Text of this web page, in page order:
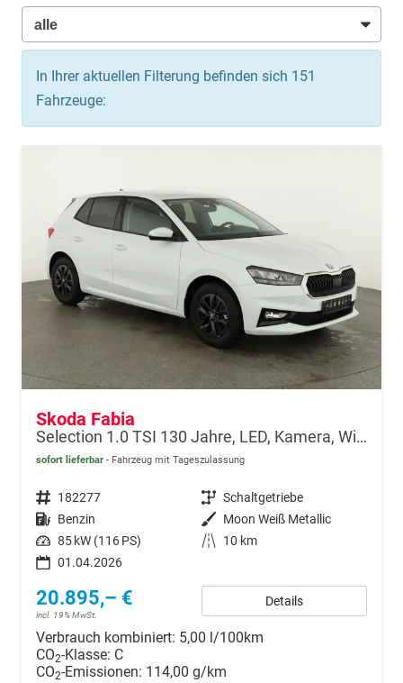
In Ihrer aktuellen Filterung befinden sich 151
Fahrzeuge:
Skoda Fabia
Selection 1.0 TSI 130 Jahre, LED, Kamera, Winter, Sunset, 15-Zoll
sofort lieferbar Fahrzeug mit Tageszulassung
Fahrzeugnr. 182277 Getriebe Schaltgetriebe
Kraftstoff Benzin Außenfarbe Moon Weiß Metallic
Leistung 85 kW (116 PS) Kilometerstand
10 km
01.04.2026
20.895,– €
incl. 19% MwSt.
Details
Verbrauch kombiniert: 5,00 l/100km
CO2-Klasse: C
CO2-Emissionen: 114,00 g/km